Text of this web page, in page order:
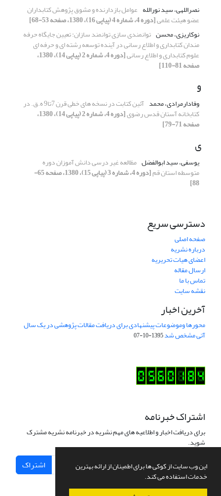
این وب سایت از کوکی ها برای اطمینان از ارائه بهترین
خدمات استفاده می کند.
نصراللهی، سید نورالله عوامل بازدارنده و مشوق پژوهش کتابداران
عضو هیئت علمی[دوره 4، شماره 4 (پیاپی 16)، 1380، صفحه 53-68]
نوکاریزی، محسن توانمندی سازی توانمند سازان: تعیین جایگاه حرفه
مندان کتابداری و اطلاع رسانی در آینده توسعه رشته ای و حرفه ای
علوم کتابداری و اطلاع رسانی [دوره 4، شماره 2 (پیاپی 14)، 1380،
صفحه 81-110]
و
وفادارمرادی، محمد آئین کتابت در نسخه های خطی قرن 7تا9 ه.ق. در
کتابخانه آستان قدس رضوی [دوره 4، شماره 2 (پیاپی 14)، 1380،
صفحه 71-79]
ی
یوسفی، سید ابوالفضل مظالعه غیر درسی دانش آموزان دوره
متوسطه استان قم [دوره 4، شماره 3 (پیاپی 15)، 1380، صفحه 65-
88]
دسترسی سریع
صفحه اصلی
درباره نشریه
اعضای هیات تحریریه
ارسال مقاله
تماس با ما
نقشه سایت
آخرین اخبار
محورها وموضوعات پیشنهادی برای دریافت مقالات پژوهشی در یک سال
آتی مشخص شد1395-10-07
اشتراک خبرنامه
برای دریافت اخبار و اطلاعیه های مهم نشریه در خبرنامه نشریه مشترک
شوید.
اشتراک